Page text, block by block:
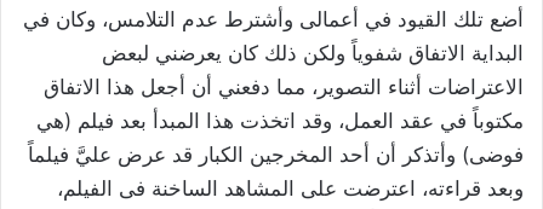
أضع تلك القيود في أعمالى وأشترط عدم التلامس، وكان في
البداية الاتفاق شفوياً ولكن ذلك كان يعرضني لبعض
الاعتراضات أثناء التصوير، مما دفعني أن أجعل هذا الاتفاق
مكتوباً في عقد العمل، وقد اتخذت هذا المبدأ بعد فيلم (هي
فوضى) وأتذكر أن أحد المخرجين الكبار قد عرض عليَّ فيلماً
وبعد قراءته، اعترضت على المشاهد الساخنة فى الفيلم،